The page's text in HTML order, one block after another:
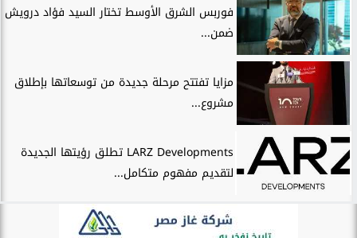
فوربس الشرق الأوسط تختار السيد فؤاد درويش
ضمن...
مزايا تفتتح مرحلة جديدة من توسعاتها بإطلاق
مشروع...
LARZ Developments تطلق رؤيتها الجديدة
لتقديم مفهوم متكامل...